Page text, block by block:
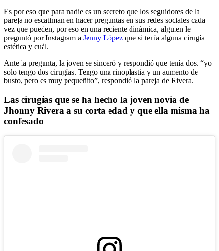
Es por eso que para nadie es un secreto que los seguidores de la
pareja no escatiman en hacer preguntas en sus redes sociales cada
vez que pueden, por eso en una reciente dinámica, alguien le
preguntó por Instagram a Jenny López que si tenía alguna cirugía
estética y cuál.
Ante la pregunta, la joven se sinceró y respondió que tenía dos. “yo
solo tengo dos cirugías. Tengo una rinoplastia y un aumento de
busto, pero es muy pequeñito”, respondió la pareja de Rivera.
Las cirugías que se ha hecho la joven novia de
Jhonny Rivera a su corta edad y que ella misma ha
confesado